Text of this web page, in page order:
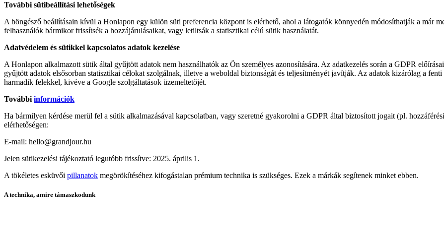
További sütibeállítási lehetőségek
A böngésző beállításain kívül a Honlapon egy külön süti preferencia központ is elérhető, ahol a látogatók könnyedén módosíthatják a már
felhasználók bármikor frissítsék a hozzájárulásaikat, vagy letiltsák a statisztikai célú sütik használatát.
Adatvédelem és sütikkel kapcsolatos adatok kezelése
A Honlapon alkalmazott sütik által gyűjtött adatok nem használhatók az Ön személyes azonosítására. Az adatkezelés során a GDPR
gyűjtött adatok elsősorban statisztikai célokat szolgálnak, illetve a weboldal biztonságát és teljesítményét javítják. Az adatok kizárólag a
harmadik felekkel, kivéve a Google szolgáltatások üzemeltetőjét.
További információk
Ha bármilyen kérdése merül fel a sütik alkalmazásával kapcsolatban, vagy szeretné gyakorolni a GDPR által biztosított jogait (pl.
elérhetőségen:
E-mail: hello@grandjour.hu
Jelen sütikezelési tájékoztató legutóbb frissítve: 2025. április 1.
A tökéletes esküvői pillanatok megörökítéséhez kifogástalan prémium technika is szükséges. Ezek a márkák segítenek minket ebben.
A technika, amire támaszkodunk